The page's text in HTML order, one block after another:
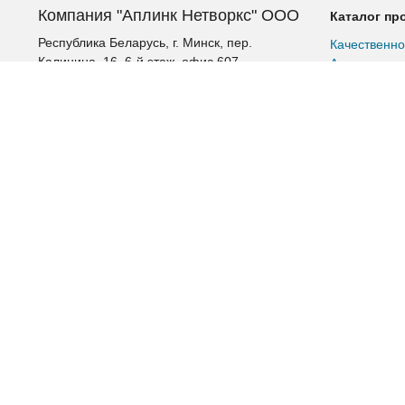
Компания "Аплинк Нетворкс" ООО
Республика Беларусь, г. Минск, пер.
Калинина, 16, 6-й этаж, офис 607
Каталог